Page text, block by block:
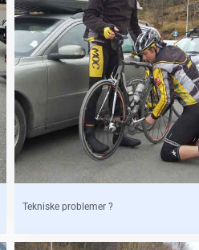
Tekniske problemer ?